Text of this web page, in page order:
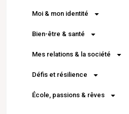
Moi & mon identité
Bien-être & santé
Mes relations & la société
Défis et résilience
École, passions & rêves